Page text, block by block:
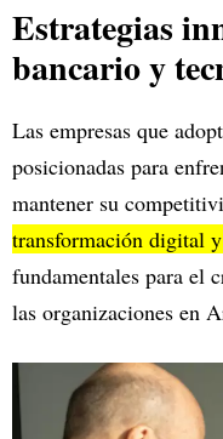
Estrategias
bancario y
Las empresas que
posicionadas para
mantener su
transformación digital
fundamentales para el
las organizaciones en